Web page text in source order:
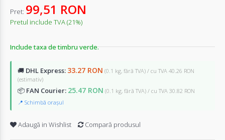
Pret: 99,51 RON
Pretul include TVA (21%)
Include taxa de timbru verde.
🚚 DHL Express: 33.27 RON (0.1 kg, fără TVA) / cu TVA 40.26 RON
(estimativ)
📦 FAN Courier: 25.47 RON (0.1 kg, fără TVA) / cu TVA 30.82 RON
📍 Schimbă orașul
Adaugă in Wishlist Compară produsul